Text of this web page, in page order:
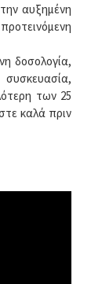
αυξημένη
δοσολογία,
των 25
καλά πριν